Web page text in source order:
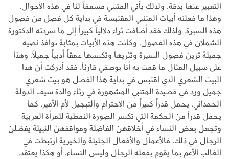
التعبير عنها بدقة، ولذلك يأتي المتنبي مسعفاً لنا في هذه الأحوال.
وهذا ما فعلته أبيات المتنبي المقتبسة في بداية كل فصل من فصول
هذه السبرة، ولذلك فقد أضافت ثراء دلالياً كبيراً إلى ما سردته الدكتورة
الشملان في هذه الفصول، وكانت هذه الأبيات بمثابة نوافذ نصية
جميلة تزين فصول السيرة وتثريها وتكسبها عمقاً أدبياً جميلاً. وهذا
على سبيل المثال ما قمت به أنا بوصفي قارئاً، فقد أدركت أن هذا
البيت الشعري الذي اقتبس في بداية هذا الفصل هو بيت شعري
جميل ورد في قصيدة المتنبي المشهورة في رثاء والدة سيف الدولة
الحمداني، يحمل قدراً كبيراً من الاحترام والتبجيل لأم الأمير، كما
يحمل قدراً من الحكمة التي تكسر الصورة النمطية للمرأة العربية
وتجعل بعض النساء في أخلاقهن الفاضلة ومواقفهن النبيلة يفضلن
الرجال في ذلك. فالأعمال والأفعال الجليلة والخيرية ارتبطت في
الغالب الأعم بما يقوم بفعله الرجال وليس النساء، أو هكذا يعتقد،